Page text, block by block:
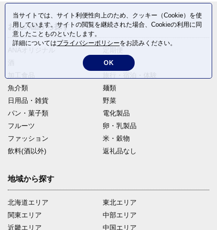
お礼の品から探す
肉類
魚介類
麺類
日用品・雑貨
野菜
パン・菓子類
電化製品
フルーツ
卵・乳製品
ファッション
米・穀物
飲料(酒以外)
返礼品なし
地域から探す
北海道エリア
関東エリア
近畿エリア
東北エリア
中部エリア
中国エリア
当サイトでは、サイト利便性向上のため、クッキー（Cookie）を使
用しています。サイトの閲覧を継続された場合、Cookieの利用に同
意したことものといたします。
詳細についてはプライバシーポリシーをお読みください。
OK